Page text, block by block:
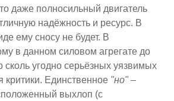
даже полносильный двигатель
надёжность и ресурс. В
ему сносу не будет. В
в данном силовом агрегате до
сколь угодно серьёзных уязвимых
критики. Единственное "но" –
выхлоп (с